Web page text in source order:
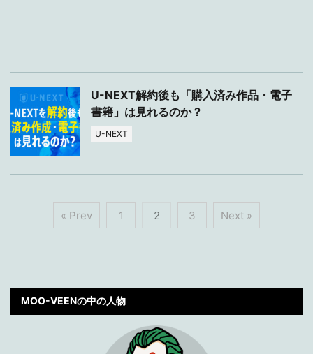
U-NEXT解約後も「購入済み作品・電子
書籍」は見れるのか？
U-NEXT
« Prev 1 2 3 Next »
MOO-VEENの中の人物